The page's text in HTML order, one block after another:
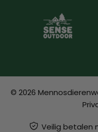
© 2026
Veilig betalen